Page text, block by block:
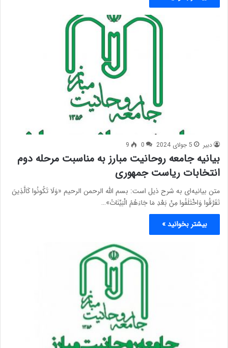
دبیر 5 جولای 2024 0
9
بیانیه جامعه روحانیت مبارز به مناسبت مرحله دوم
انتخابات ریاست جمهوری
متن بیانیه‌ای به شرح ذیل است: بسم الله الرحمن الرحیم «وَلَا تَكُونُوا كَالَّذِينَ
تَفَرَّقُوا وَاخْتَلَفُوا مِنْ بَعْدِ مَا جَاءَهُمُ الْبَيِّنَاتُ»…
بیشتر بخوانید »